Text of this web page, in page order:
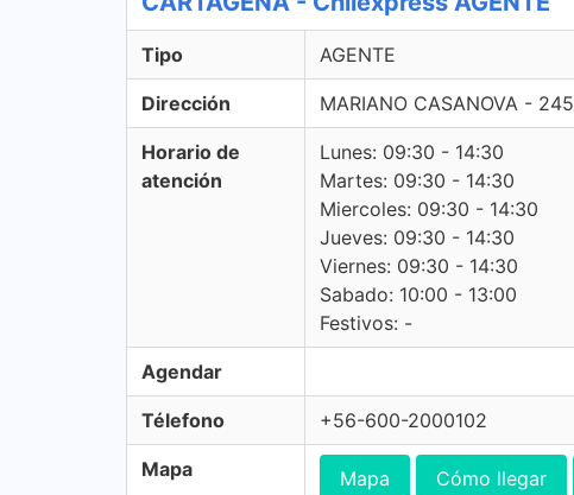
Tipo AGENTE
Dirección MARIANO CASANOVA - 245
Horario de
atención
Lunes: 09:30 - 14:30
Martes: 09:30 - 14:30
Miercoles: 09:30 - 14:30
Jueves: 09:30 - 14:30
Viernes: 09:30 - 14:30
Sabado: 10:00 - 13:00
Festivos: -
Agendar
Télefono +56-600-2000102
Mapa Mapa Cómo llegar